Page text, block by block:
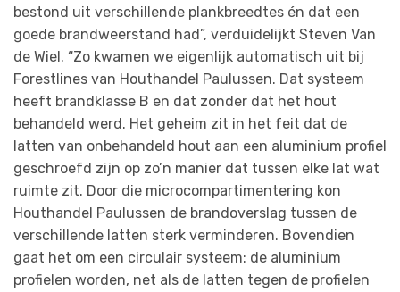
bestond uit verschillende plankbreedtes én dat een
goede brandweerstand had”, verduidelijkt Steven Van
de Wiel. “Zo kwamen we eigenlijk automatisch uit bij
Forestlines van Houthandel Paulussen. Dat systeem
heeft brandklasse B en dat zonder dat het hout
behandeld werd. Het geheim zit in het feit dat de
latten van onbehandeld hout aan een aluminium profiel
geschroefd zijn op zo’n manier dat tussen elke lat wat
ruimte zit. Door die microcompartimentering kon
Houthandel Paulussen de brandoverslag tussen de
verschillende latten sterk verminderen. Bovendien
gaat het om een circulair systeem: de aluminium
profielen worden, net als de latten tegen de profielen